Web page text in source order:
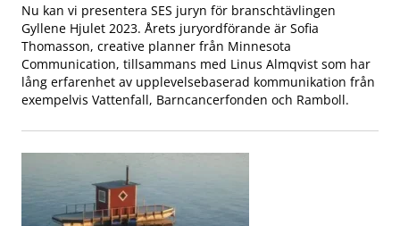
Nu kan vi presentera SES juryn för branschtävlingen
Gyllene Hjulet 2023. Årets juryordförande är Sofia
Thomasson, creative planner från Minnesota
Communication, tillsammans med Linus Almqvist som har
lång erfarenhet av upplevelsebaserad kommunikation från
exempelvis Vattenfall, Barncancerfonden och Ramboll.